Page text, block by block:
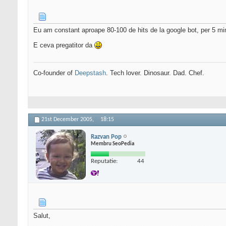
Eu am constant aproape 80-100 de hits de la google bot, per 5
E ceva pregatitor da
Co-founder of Deepstash. Tech lover. Dinosaur. Dad. Chef.
21st December 2005, 18:15
Razvan Pop
Membru SeoPedia
Reputatie: 44
Salut,